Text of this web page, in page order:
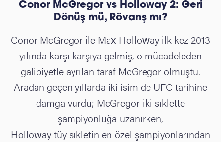
Conor McGregor vs Holloway 2: Geri
Dönüş mü, Rövanş mı?
Conor McGregor ile Max Holloway ilk kez 2013
yılında karşı karşıya gelmiş, o mücadeleden
galibiyetle ayrılan taraf McGregor olmuştu.
Aradan geçen yıllarda iki isim de UFC tarihine
damga vurdu; McGregor iki sıklette
şampiyonluğa uzanırken,
Holloway tüy sıkletin en özel şampiyonlarından